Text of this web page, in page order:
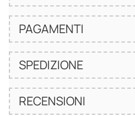
PAGAMENTI
SPEDIZIONE
RECENSIONI